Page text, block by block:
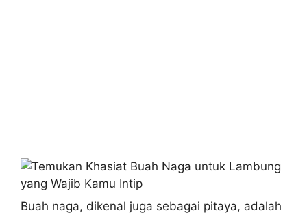
Buah naga, dikenal juga sebagai pitaya, adalah